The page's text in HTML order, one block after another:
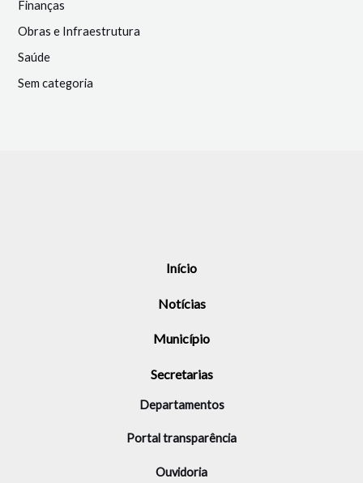
Finanças
Obras e Infraestrutura
Saúde
Sem categoria
Início
Notícias
Município
Secretarias
Departamentos
Portal transparência
Ouvidoria